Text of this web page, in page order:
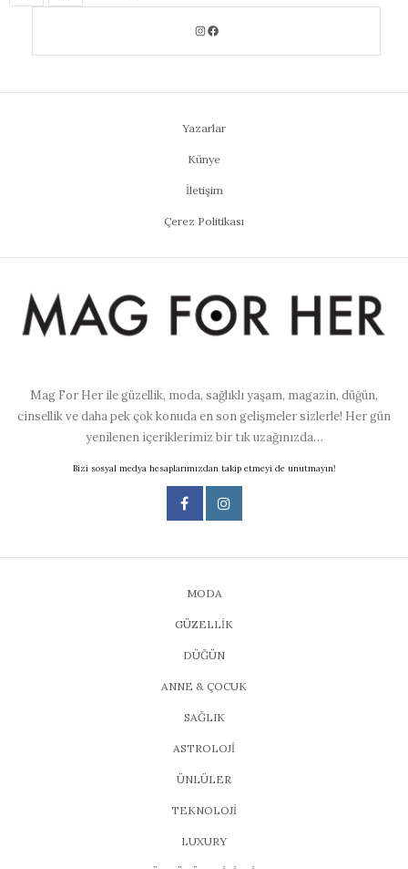
Yazarlar
Künye
İletişim
Çerez Politikası
Mag For Her ile güzellik, moda, sağlıklı yaşam, magazin, düğün,
cinsellik ve daha pek çok konuda en son gelişmeler sizlerle! Her gün
yenilenen içeriklerimiz bir tık uzağınızda…
Bizi sosyal medya hesaplarımızdan takip etmeyi de unutmayın!
MODA
GÜZELLİK
DÜĞÜN
ANNE & ÇOCUK
SAĞLIK
ASTROLOJİ
ÜNLÜLER
TEKNOLOJİ
LUXURY